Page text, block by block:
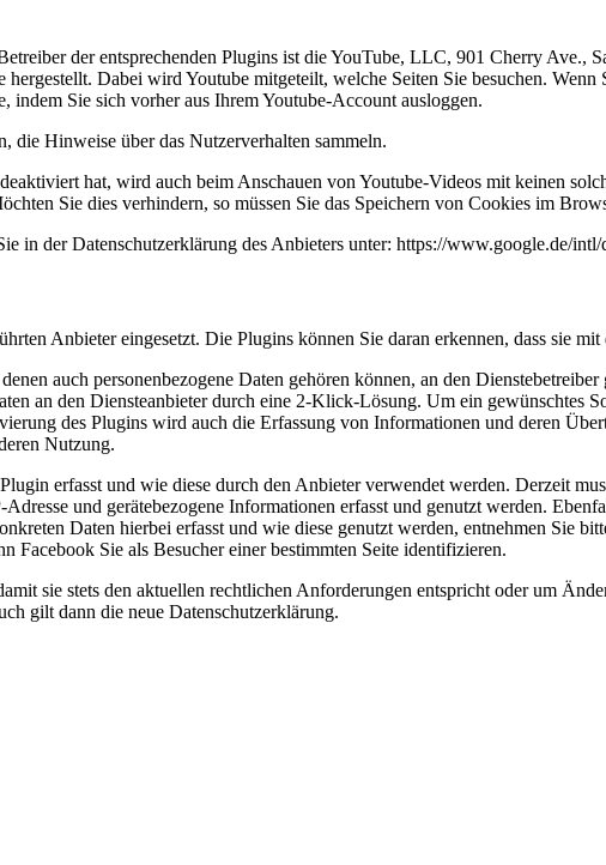
der entsprechenden Plugins ist die YouTube, LLC, 901 Cherry Ave.,
Dabei wird Youtube mitgeteilt, welche Seiten Sie besuchen.
Sie sich vorher aus Ihrem Youtube-Account ausloggen.
die Hinweise über das Nutzerverhalten sammeln.
hat, wird auch beim Anschauen von Youtube-Videos mit keinen
Sie dies verhindern, so müssen Sie das Speichern von Cookies im
in der Datenschutzerklärung des Anbieters unter: https://www.google.de/
Anbieter eingesetzt. Die Plugins können Sie daran erkennen, dass sie
auch personenbezogene Daten gehören können, an den
an den Diensteanbieter durch eine 2-Klick-Lösung. Um ein gewünschtes
des Plugins wird auch die Erfassung von Informationen und deren
Nutzung.
erfasst und wie diese durch den Anbieter verwendet werden. Derzeit
und gerätebezogene Informationen erfasst und genutzt werden.
Daten hierbei erfasst und wie diese genutzt werden, entnehmen Sie
Facebook Sie als Besucher einer bestimmten Seite identifizieren.
sie stets den aktuellen rechtlichen Anforderungen entspricht oder um
gilt dann die neue Datenschutzerklärung.